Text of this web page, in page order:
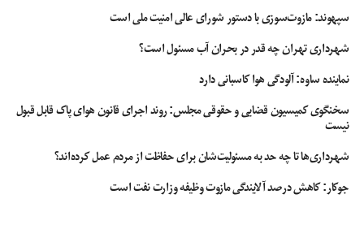
انتشار پست های وایرال شونده
پست های وایرال شونده، پست هایی هستند که به خاطر جذابیت بالا یا تناسب با
موقعیت زمانی خاص، به صورت ویروسی بین مردم پخش می شوند. یعنی وقتی یک
نکند. در نتیجه دفعات بازدید از این پست ها به شدت افزایش یافته و احتمال این که
فالوورهایتان افزایش یابد، بسیار بیشتر خواهد شد. تهیه چنین پست هایی کار سختی
است اما لازم نیست که هر روز چنین کاری انجام دهید. اگر هر چند ماه یک بار چنین
سپهوند:‌ مازوت‌سوزی با دستور شورای عالی امنیت ملی است
شهرداری تهران چه قدر در بحران آب مسئول است؟
نماینده ساوه: آلودگی هوا کاسبانی دارد
سخنگوی کمیسیون قضایی و حقوقی مجلس: روند اجرای قانون هوای پاک قابل قبول
نیست
شهرداری‌ها تا چه حد به مسئولیت‌شان برای حفاظت از مردم عمل کرده‌اند؟
جوکار: کاهش درصد آلایندگی مازوت وظیفه وزارت نفت است